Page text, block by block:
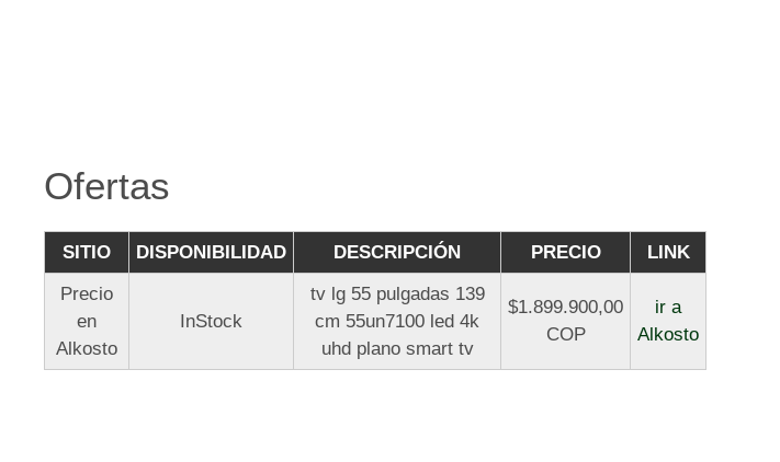
Ofertas
SITIO DISPONIBILIDAD DESCRIPCIÓN PRECIO
LINK
Precio
en
Alkosto
InStock
tv lg 55 pulgadas 139
cm 55un7100 led 4k
uhd plano smart tv
$1.899.900,00
COP
ir a
Alkosto